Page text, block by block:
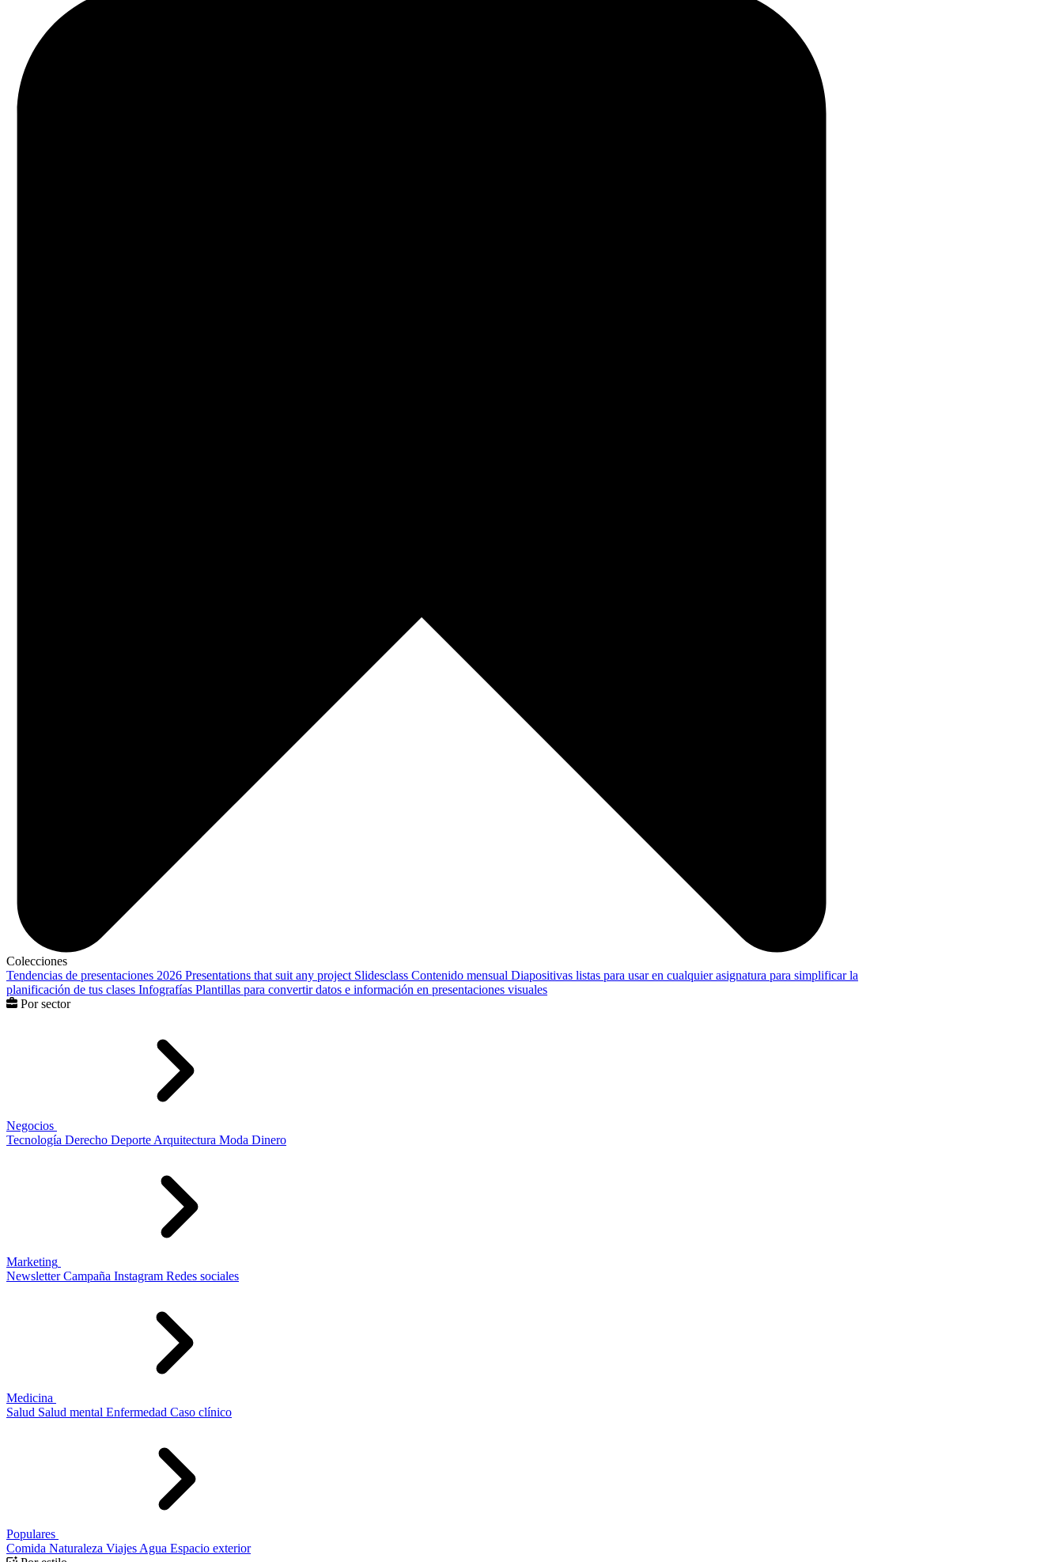
Colecciones
Tendencias de presentaciones 2026 Presentations that suit any project Slidesclass Contenido mensual Diapositivas listas para usar en cualquier asignatura para simplificar la
planificación de tus clases Infografías Plantillas para convertir datos e información en presentaciones visuales
Por sector
Negocios
Tecnología Derecho Deporte Arquitectura Moda Dinero
Marketing
Newsletter Campaña Instagram Redes sociales
Medicina
Salud Salud mental Enfermedad Caso clínico
Populares
Comida Naturaleza Viajes Agua Espacio exterior